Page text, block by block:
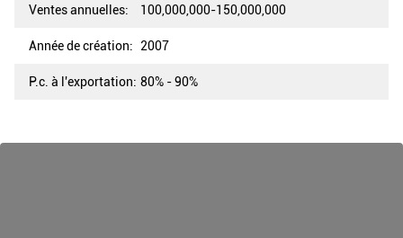
Ventes annuelles: 100,000,000-150,000,000
Année de création: 2007
P.c. à l'exportation: 80% - 90%